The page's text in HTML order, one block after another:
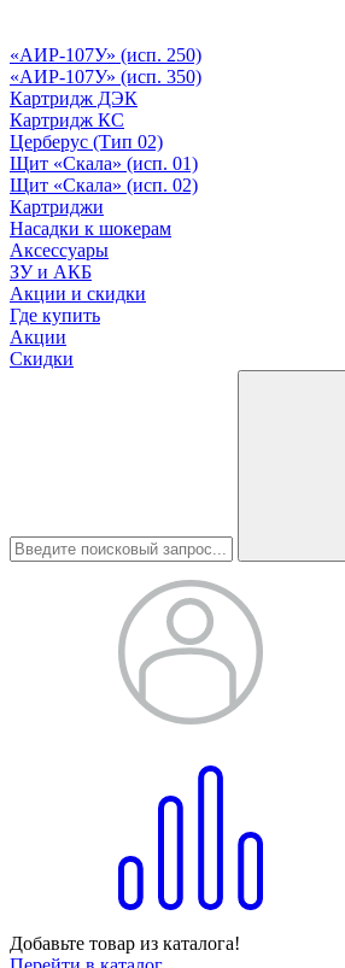
«АИР-107У» (исп. 250)
«АИР-107У» (исп. 350)
Картридж ДЭК
Картридж КС
Церберус (Тип 02)
Щит «Скала» (исп. 01)
Щит «Скала» (исп. 02)
Картриджи
Насадки к шокерам
Аксессуары
ЗУ и АКБ
Акции и скидки
Где купить
Акции
Скидки
Добавьте товар из каталога!